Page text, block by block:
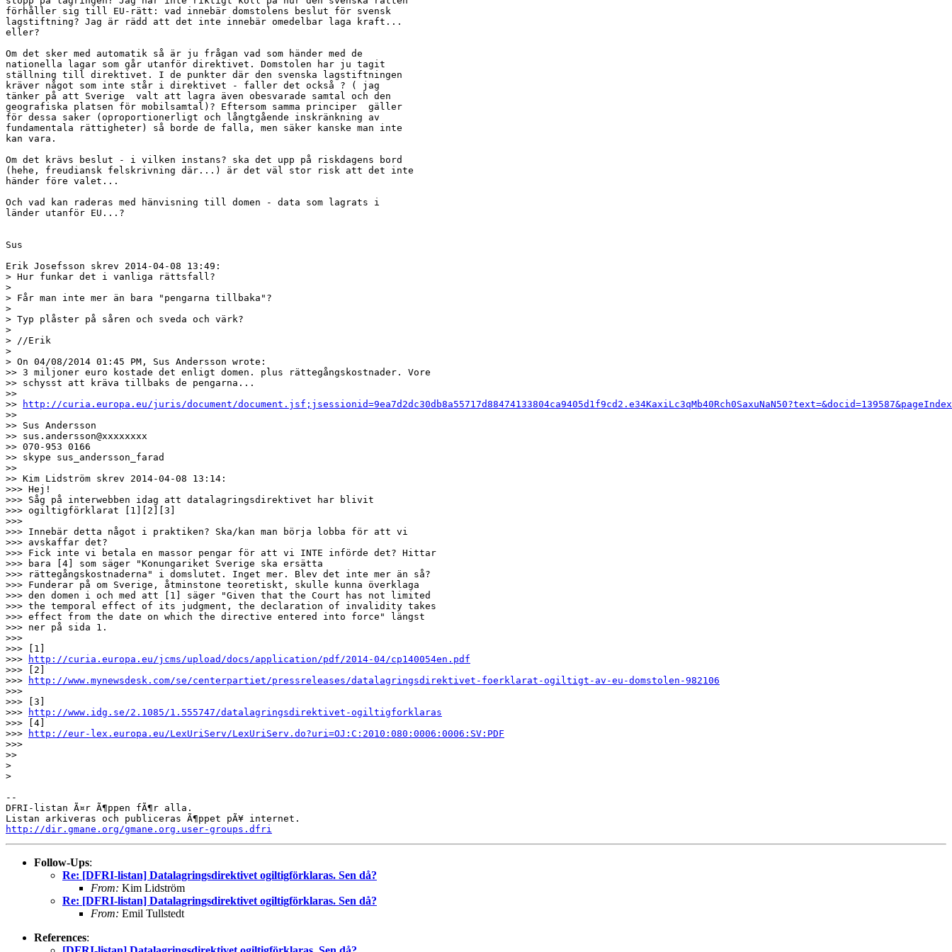
förhåller sig till EU-rätt: vad innebär domstolens beslut för svensk
lagstiftning? Jag är rädd att det inte innebär omedelbar laga kraft...
eller?
Om det sker med automatik så är ju frågan vad som händer med de
nationella lagar som går utanför direktivet. Domstolen har ju tagit
ställning till direktivet. I de punkter där den svenska lagstiftningen
kräver något som inte står i direktivet - faller det också ? ( jag
tänker på att Sverige  valt att lagra även obesvarade samtal och den
geografiska platsen för mobilsamtal)? Eftersom samma principer  gäller
för dessa saker (oproportionerligt och långtgående inskränkning av
fundamentala rättigheter) så borde de falla, men säker kanske man inte
kan vara.
Om det krävs beslut - i vilken instans? ska det upp på riskdagens bord
(hehe, freudiansk felskrivning där...) är det väl stor risk att det inte
händer före valet...
Och vad kan raderas med hänvisning till domen - data som lagrats i
länder utanför EU...?
Sus
Erik Josefsson skrev 2014-04-08 13:49:
> Hur funkar det i vanliga rättsfall?
>
> Får man inte mer än bara "pengarna tillbaka"?
>
> Typ plåster på såren och sveda och värk?
>
> //Erik
>
> On 04/08/2014 01:45 PM, Sus Andersson wrote:
>> 3 miljoner euro kostade det enligt domen. plus rättegångskostnader. Vore
>> schysst att kräva tillbaks de pengarna...
>>
>>
http://curia.europa.eu/juris/document/
>>
>> Sus Andersson
>> sus.andersson@xxxxxxxx
>> 070-953 0166
>> skype sus_andersson_farad
>>
>> Kim Lidström skrev 2014-04-08 13:14:
>>> Hej!
>>> Såg på interwebben idag att datalagringsdirektivet har blivit
>>> ogiltigförklarat [1][2][3]
>>>
>>> Innebär detta något i praktiken? Ska/kan man börja lobba för att vi
>>> avskaffar det?
>>> Fick inte vi betala en massor pengar för att vi INTE införde det? Hittar
>>> bara [4] som säger "Konungariket Sverige ska ersätta
>>> rättegångskostnaderna" i domslutet. Inget mer. Blev det inte mer än så?
>>> Funderar på om Sverige, åtminstone teoretiskt, skulle kunna överklaga
>>> den domen i och med att [1] säger "Given that the Court has not limited
>>> the temporal effect of its judgment, the declaration of invalidity takes
>>> effect from the date on which the directive entered into force" längst
>>> ner på sida 1.
>>>
>>> [1]
>>>
http://curia.europa.eu/jcms/upload/docs/application/pdf/2014-04/cp140054en.pdf
>>> [2]
>>>
http://www.mynewsdesk.com/se/centerpartiet/pressreleases/datalagringsdirektivet-foerklarat-ogiltigt-av-eu-domstolen-982106
>>>
>>> [3]
>>>
http://www.idg.se/2.1085/1.555747/datalagringsdirektivet-ogiltigforklaras
>>> [4]
>>>
http://eur-lex.europa.eu/LexUriServ/LexUriServ.do?uri=OJ:C:2010:080:0006:0006:SV:PDF
>>>
>>
>
>
--
DFRI-listan Ã¤r Ã¶ppen fÃ¶r alla.
http://dir.gmane.org/gmane.org.user-groups.dfri
Follow-Ups:
Re: [DFRI-listan] Datalagringsdirektivet ogiltigförklaras. Sen då?
From: Kim Lidström
Re: [DFRI-listan] Datalagringsdirektivet ogiltigförklaras. Sen då?
From: Emil Tullstedt
References: